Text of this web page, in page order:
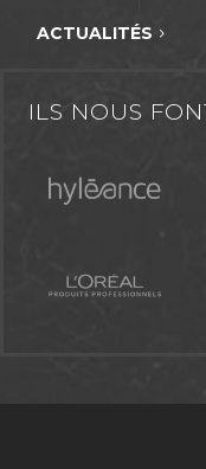
ACTUALITÉS
ILS NOUS